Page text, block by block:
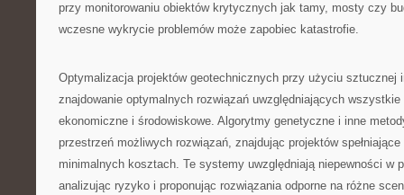
przy monitorowaniu obiektów krytycznych jak tamy, mosty czy
wczesne wykrycie problemów może zapobiec katastrofie.
Optymalizacja projektów geotechnicznych przy użyciu sztucznej
znajdowanie optymalnych rozwiązań uwzględniających
ekonomiczne i środowiskowe. Algorytmy genetyczne i inne
przestrzeń możliwych rozwiązań, znajdując projektów
minimalnych kosztach. Te systemy uwzględniają niepewności w
analizując ryzyko i proponując rozwiązania odporne na różne